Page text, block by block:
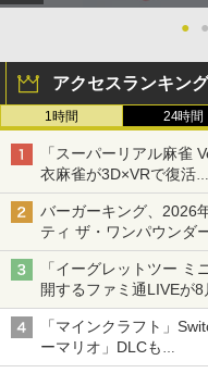
● ●
アクセスランキング
1時間 24時間
「スーパーリアル麻雀
衣麻雀が3D×VRで復活
発売から2週間は20%オ
バーガーキング、2026
ティ ザ・ワンパウンダ
「特製ガーリックマヨ
「イーグレットツー
開するファミ通LIVEが
シリーズ累計100タイト
「マインクラフト」
ーマリオ」DLCも
Switch版からのアップ